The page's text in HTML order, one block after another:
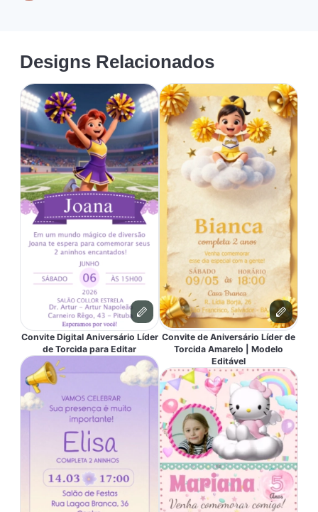
Designs Relacionados
Convite Digital Aniversário Líder
de Torcida para Editar
Convite de Aniversário Líder de
Torcida Amarelo | Modelo
Editável